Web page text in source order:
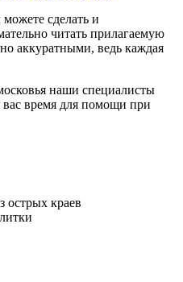
сделать и
читать прилагаемую
аккуратными, ведь каждая
наши специалисты
вас время для помощи при
острых краев